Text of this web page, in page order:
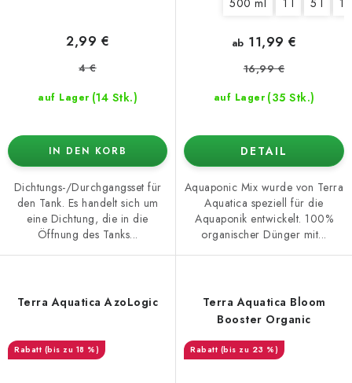
auf Lager (14 Stk.)
2,99 €
4 €
IN DEN KORB
Dichtungs-/Durchgangsset für
den Tank. Es handelt sich um
eine Dichtung, die in die
Öffnung des Tanks...
500 ml 1 l 5 l
auf Lager (35 Stk.)
ab 11,99 €
16,99 €
DETAIL
Aquaponic Mix wurde von Terra
Aquatica speziell für die
Aquaponik entwickelt. 100%
organischer Dünger mit...
Terra Aquatica AzoLogic
(bis zu 18 %)
Terra Aquatica Bloom
Booster Organic
(bis zu 23 %)